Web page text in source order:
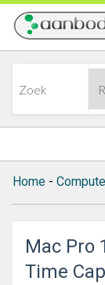
Home -
Mac Pro
Time